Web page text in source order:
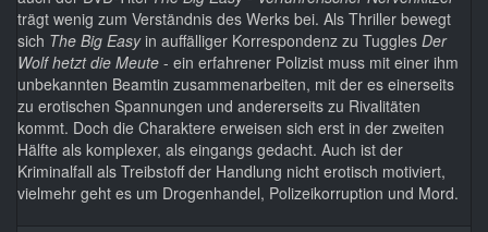
trägt wenig zum Verständnis des Werks bei. Als Thriller bewegt
sich The Big Easyin auffälliger Korrespondenz zu Tuggles Der
Wolf hetzt die Meute - ein erfahrener Polizist muss mit einer ihm
unbekannten Beamtin zusammenarbeiten, mit der es einerseits
zu erotischen Spannungen und andererseits zu Rivalitäten
kommt. Doch die Charaktere erweisen sich erst in der zweiten
Hälfte als komplexer, als eingangs gedacht. Auch ist der
Kriminalfall als Treibstoff der Handlung nicht erotisch motiviert,
vielmehr geht es um Drogenhandel, Polizeikorruption und Mord.